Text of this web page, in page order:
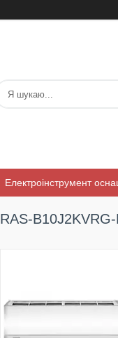
Електроінструмент
RAS-